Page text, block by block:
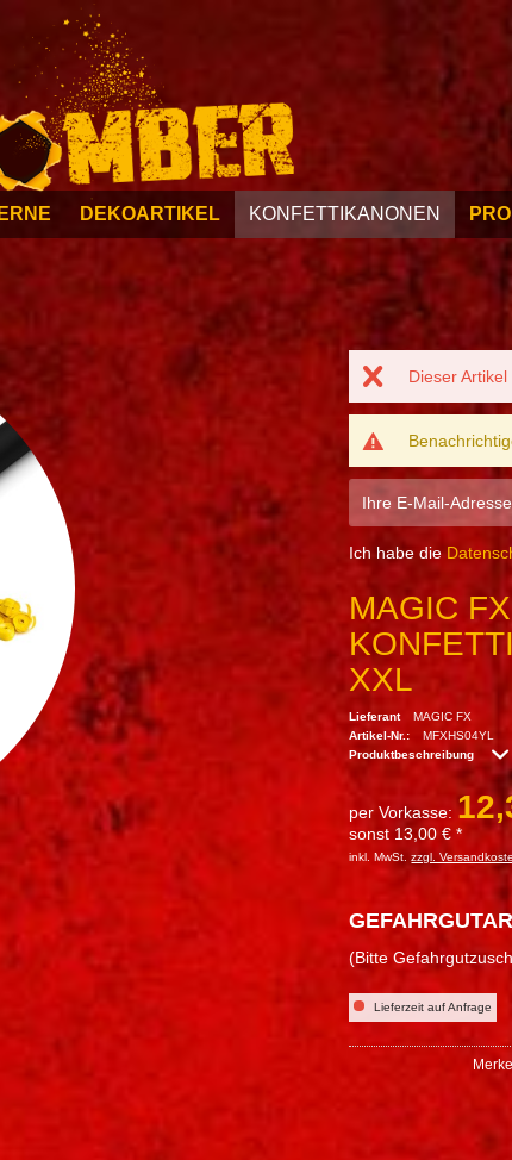
DEKOARTIKEL KONFETTIKANONEN
Dieser
Ich habe die
MAGIC
XXL
Lieferant
MAGIC FX
Artikel-Nr.:
MFXHS04YL
Produktbeschreibung
per Vorkasse:
sonst 13,00 € *
inkl. MwSt.zzgl.
(Bitte
Lieferzeit auf Anfrage